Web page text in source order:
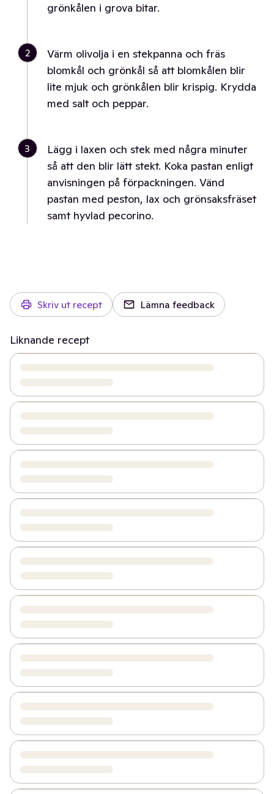
grönkålen i grova bitar.
2
Värm olivolja i en stekpanna och fräs
blomkål och grönkål så att blomkålen blir
lite mjuk och grönkålen blir krispig. Krydda
med salt och peppar.
3
Lägg i laxen och stek med några minuter
så att den blir lätt stekt. Koka pastan enligt
anvisningen på förpackningen. Vänd
pastan med peston, lax och grönsaksfräset
samt hyvlad pecorino.
Skriv ut recept Lämna feedback
Liknande recept